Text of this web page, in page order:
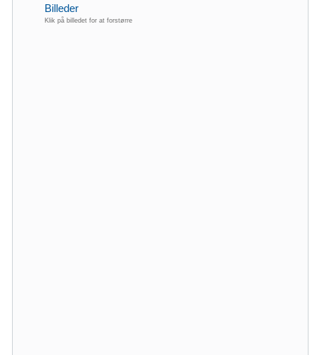
Billeder
Klik på billedet for at forstørre